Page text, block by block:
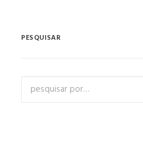
PESQUISAR